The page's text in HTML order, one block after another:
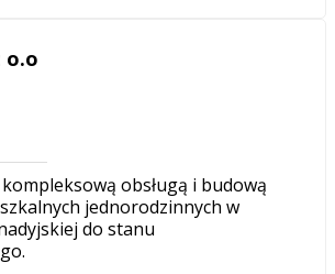
o.o
obsługą i budową
jednorodzinnych w
do stanu